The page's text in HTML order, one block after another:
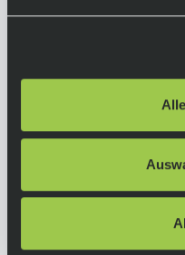
39,95 €inkl. 19%
Lieferzeit: Auf Anfrage
Art.-Nr.: P121880